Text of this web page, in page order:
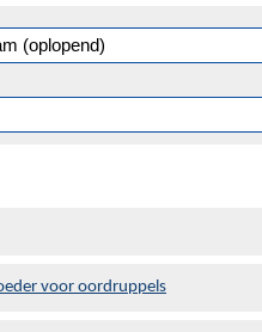
voor oordruppels